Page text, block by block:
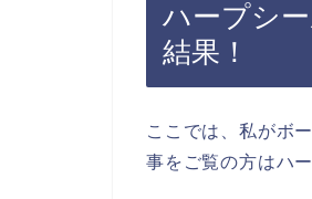
ハープシ
結果！
ここでは、私がボ
事をご覧の方はハ